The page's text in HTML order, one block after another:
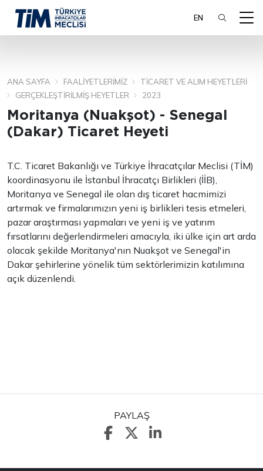
EN
ARA
ANA SAYFA FAALIYETLERIMIZ
TICARET VE ALIM HEYETLERI
GERÇEKLEŞTIRILMIŞ HEYETLER
2023
Moritanya (Nuakşot) - Senegal
(Dakar) Ticaret Heyeti
T.C. Ticaret Bakanlığı ve Türkiye İhracatçılar Meclisi (TİM)
koordinasyonu ile İstanbul İhracatçı Birlikleri (İİB),
Moritanya ve Senegal ile olan dış ticaret hacmimizi
artırmak ve firmalarımızın yeni iş birlikleri tesis etmeleri,
pazar araştırması yapmaları ve yeni iş ve yatırım
fırsatlarını değerlendirmeleri amacıyla, iki ülke için art arda
olacak şekilde Moritanya'nın Nuakşot ve Senegal'in
Dakar şehirlerine yönelik tüm sektörlerimizin katılımına
açık düzenlendi.
PAYLAŞ